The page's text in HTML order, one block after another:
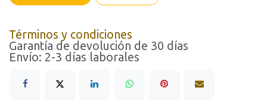
Términos y condiciones
Garantía de devolución de 30 días
Envío: 2-3 días laborales